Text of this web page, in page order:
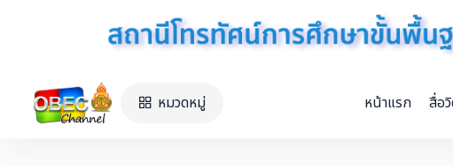
หมวดหมู่ หน้าแรก สื่อ